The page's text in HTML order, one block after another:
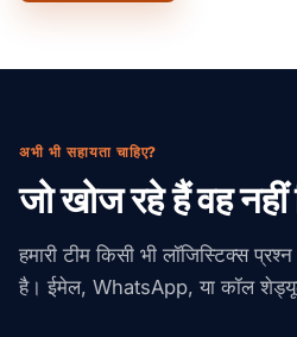
अभी भी सहायता चाहिए?
जो खोज रहे हैं वह नहीं
हमारी टीम किसी भी लॉजिस्टिक्स
है। ईमेल, WhatsApp, या कॉल